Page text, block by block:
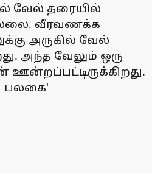
வேல் தரையில்
வீரவணக்க
அருகில் வேல்
அந்த வேலும் ஒரு
பலகை'